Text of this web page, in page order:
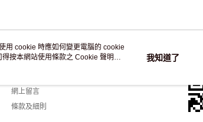
客戶服務
網上留言
條款及細則
官
用 cookie 時應如何變更電腦的 cookie
按本網站使用條款之 Cookie 聲明使
我知道了